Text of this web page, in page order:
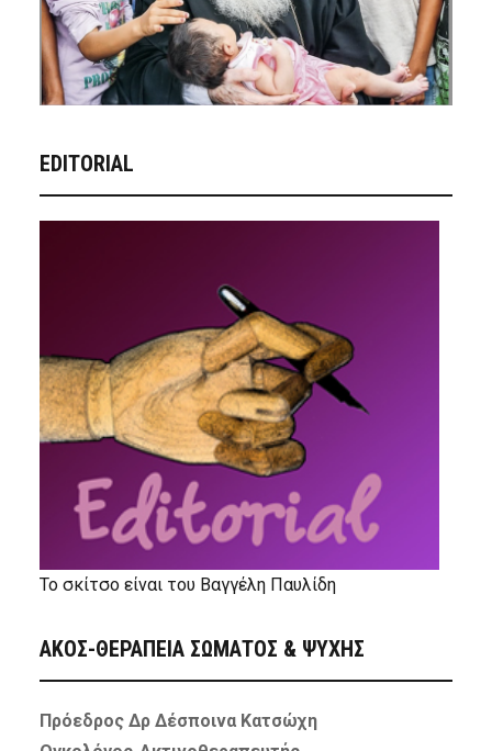
EDITORIAL
Το σκίτσο είναι του Βαγγέλη Παυλίδη
ΑΚΟΣ-ΘΕΡΑΠΕΙΑ ΣΩΜΑΤΟΣ & ΨΥΧΗΣ
Πρόεδρος Δρ Δέσποινα Κατσώχη